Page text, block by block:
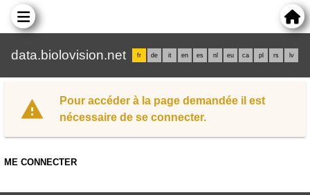
data.biolovision.net fr de it en es nl eu ca pl rs lv
Pour accéder à la page demandée il est
nécessaire de se connecter.
ME CONNECTER